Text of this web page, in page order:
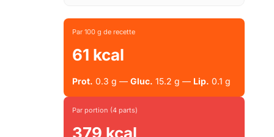
Par 100 g de recette
61 kcal
Prot. 0.3 g — Gluc. 15.2 g — Lip. 0.1 g
Par portion (4 parts)